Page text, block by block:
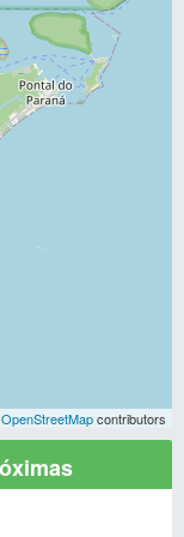
OpenStreetMapcontributors